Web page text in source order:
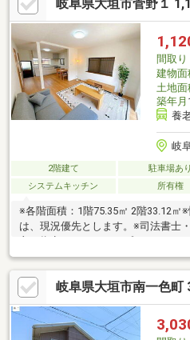
岐阜県大垣市菅野１
間取り
建物面
土地面
築年月
養
岐
2階建て 駐車場あり
システムキッチン
所有権
※各階面積：1階75.35㎡ 2階33.12㎡
は、現況優先とします。※司法書士
器具等は、本土地建物の販売価格
学の区域に関しては自治体や教育委
岐阜県大垣市南一色町